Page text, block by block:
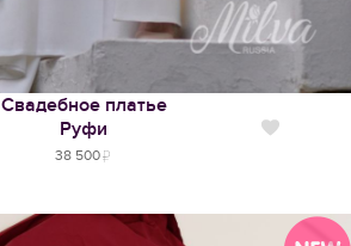
Свадебное платье
Руфи
38 500